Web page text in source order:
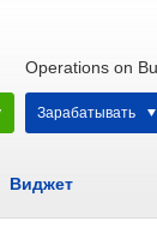
Operations on
Зарабатывать
Виджет